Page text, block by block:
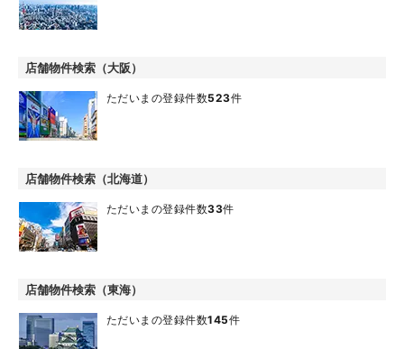
店舗物件検索（大阪）
ただいまの登録件数523件
店舗物件検索（北海道）
ただいまの登録件数33件
店舗物件検索（東海）
ただいまの登録件数145件